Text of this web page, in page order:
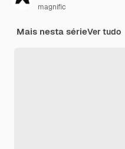
magnific
Mais nesta sérieVer tudo